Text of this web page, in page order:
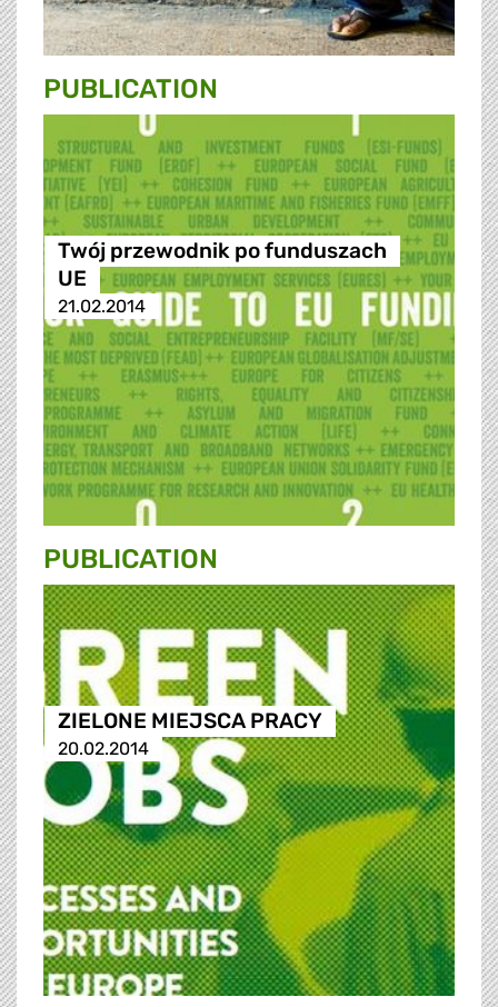
PUBLICATION
Twój przewodnik po funduszach
UE
21.02.2014
PUBLICATION
ZIELONE MIEJSCA PRACY
20.02.2014